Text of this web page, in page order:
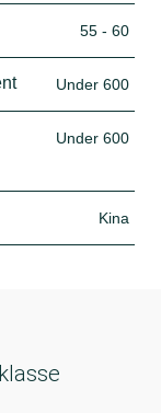
55 - 60
Under 600
Under 600
Kina